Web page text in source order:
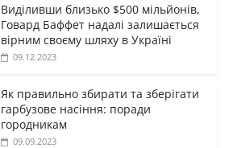
Виділивши близько $500 мільйонів,
Говард Баффет надалі залишається
вірним своєму шляху в Україні
09.12.2023
Як правильно збирати та зберігати
гарбузове насіння: поради
городникам
09.09.2023